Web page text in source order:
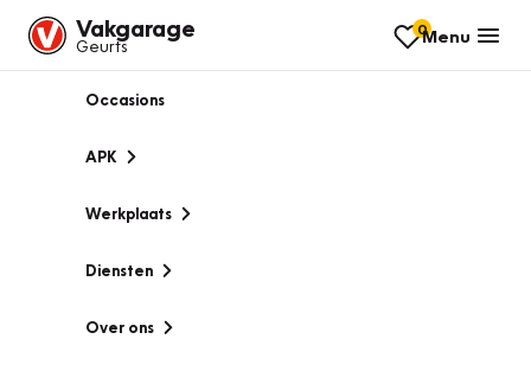
Vakgarage
Geurts
0Menu
Occasions
APK
Werkplaats
Diensten
Over ons